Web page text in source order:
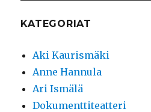
KATEGORIAT
Aki Kaurismäki
Anne Hannula
Ari Ismälä
Dokumenttiteatteri